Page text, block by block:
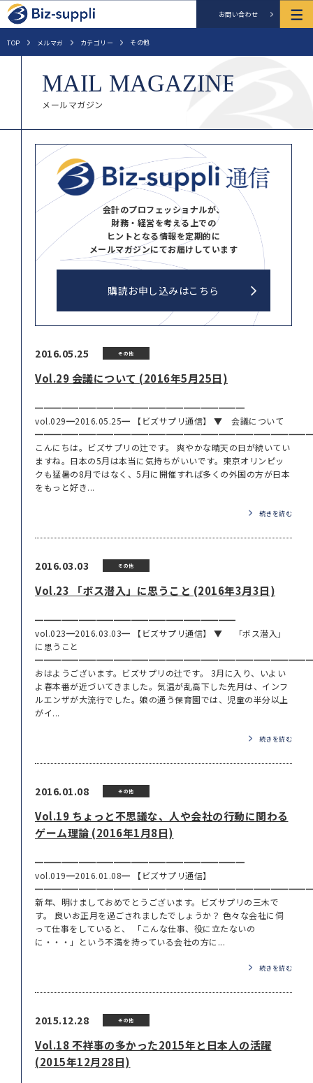
お問い合わせ
TOP メルマガ カテゴリー その他
メールマガジン
会計のプロフェッショナルが、
財務・経営を考える上での
ヒントとなる情報を定期的に
メールマガジンにてお届けしています
購読お申し込みはこちら
2016.05.25 その他
Vol.29 会議について (2016年5月25日)
━━━━━━━━━━━━━━━━━━━━━━━━
vol.029━2016.05.25━ 【ビズサプリ通信】 ▼ 会議について
こんにちは。ビズサプリの辻です。 爽やかな晴天の日が続いてい
ますね。日本の5月は本当に気持ちがいいです。東京オリンピッ
クも猛暑の8月ではなく、5月に開催すれば多くの外国の方が日本
をもっと好き...
続きを読む
2016.03.03 その他
Vol.23 「ボス潜入」に思うこと (2016年3月3日)
━━━━━━━━━━━━━━━━━━━━━━━
vol.023━2016.03.03━ 【ビズサプリ通信】 ▼ 「ボス潜入」
に思うこと
おはようございます。ビズサプリの辻です。 3月に入り、いよい
よ春本番が近づいてきました。気温が乱高下した先月は、インフ
ルエンザが大流行でした。娘の通う保育園では、児童の半分以上
がイ...
続きを読む
2016.01.08 その他
Vol.19 ちょっと不思議な、人や会社の行動に関わる
ゲーム理論 (2016年1月8日)
━━━━━━━━━━━━━━━━━━━━━━━━
vol.019━2016.01.08━ 【ビズサプリ通信】
新年、明けましておめでとうございます。ビズサプリの三木で
す。 良いお正月を過ごされましたでしょうか？ 色々な会社に伺
って仕事をしていると、 「こんな仕事、役に立たないの
に・・・」という不満を持っている会社の方に...
続きを読む
2015.12.28 その他
Vol.18 不祥事の多かった2015年と日本人の活躍
(2015年12月28日)